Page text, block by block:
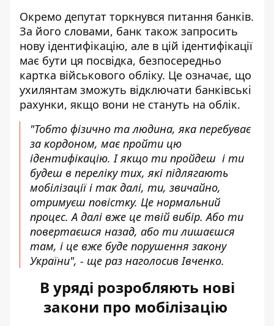
Окремо депутат торкнувся питання банків.
За його словами, банк також запросить
нову ідентифікацію, але в цій ідентифікації
має бути ця посвідка, безпосередньо
картка військового обліку. Це означає, що
ухилянтам зможуть відключати банківські
рахунки, якщо вони не стануть на облік.
"Тобто фізично та людина, яка перебуває
за кордоном, має пройти цю
ідентифікацію. І якщо ти пройдеш і ти
будеш в переліку тих, які підлягають
мобілізації і так далі, ти, звичайно,
отримуєш повістку. Це нормальний
процес. А далі вже це твій вибір. Або ти
повертаєшся назад, або ти лишаєшся
там, і це вже буде порушення закону
України", - ще раз наголосив Івченко.
В уряді розробляють нові
закони про мобілізацію